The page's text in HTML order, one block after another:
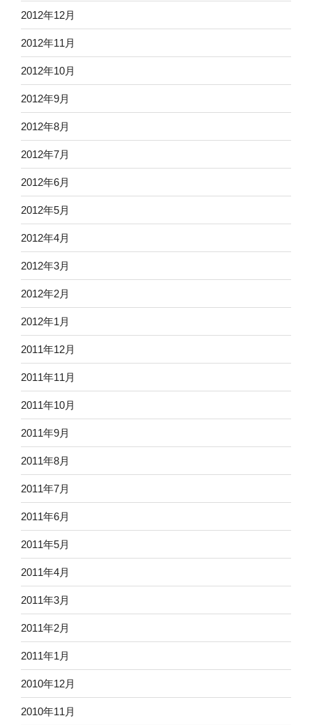
2012年12月
2012年11月
2012年10月
2012年9月
2012年8月
2012年7月
2012年6月
2012年5月
2012年4月
2012年3月
2012年2月
2012年1月
2011年12月
2011年11月
2011年10月
2011年9月
2011年8月
2011年7月
2011年6月
2011年5月
2011年4月
2011年3月
2011年2月
2011年1月
2010年12月
2010年11月